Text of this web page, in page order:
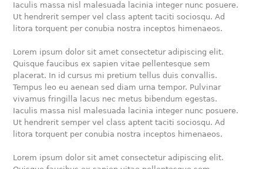
Iaculis massa nisl malesuada lacinia integer nunc posuere.
Ut hendrerit semper vel class aptent taciti sociosqu. Ad
litora torquent per conubia nostra inceptos himenaeos.
Lorem ipsum dolor sit amet consectetur adipiscing elit.
Quisque faucibus ex sapien vitae pellentesque sem
placerat. In id cursus mi pretium tellus duis convallis.
Tempus leo eu aenean sed diam urna tempor. Pulvinar
vivamus fringilla lacus nec metus bibendum egestas.
Iaculis massa nisl malesuada lacinia integer nunc posuere.
Ut hendrerit semper vel class aptent taciti sociosqu. Ad
litora torquent per conubia nostra inceptos himenaeos.
Lorem ipsum dolor sit amet consectetur adipiscing elit.